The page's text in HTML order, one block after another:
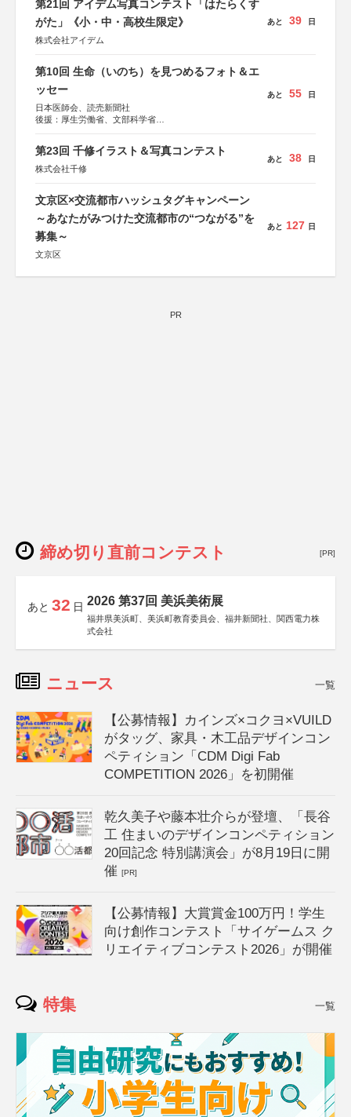
第21回 アイデム写真コンテスト「はたらくす
がた」《小・中・高校生限定》
株式会社アイデム
あと 39 日
第10回 生命（いのち）を見つめるフォト＆エ
ッセー
日本医師会、読売新聞社
後援：厚生労働省、文部科学省
しん生命保険株式会社
あと 55 日
第23回 千修イラスト＆写真コンテスト
株式会社千修
あと 38 日
文京区×交流都市ハッシュタグキャンペーン
～あなたがみつけた交流都市の“つながる”を
募集～
文京区
あと 127 日
PR
締め切り直前コンテスト [PR]
あと 32 日 2026 第37回 美浜美術展
福井県美浜町、美浜町教育委員会、福井新聞社、関西電力株
式会社
ニュース 一覧
【公募情報】カインズ×コクヨ×VUILD
がタッグ、家具・木工品デザインコン
ペティション「CDM Digi Fab
COMPETITION 2026」を初開催
乾久美子や藤本壮介らが登壇、「長谷
工 住まいのデザインコンペティション
20回記念 特別講演会」が8月19日に開
催[PR]
【公募情報】大賞賞金100万円！学生
向け創作コンテスト「サイゲームス ク
リエイティブコンテスト2026」が開催
特集 一覧